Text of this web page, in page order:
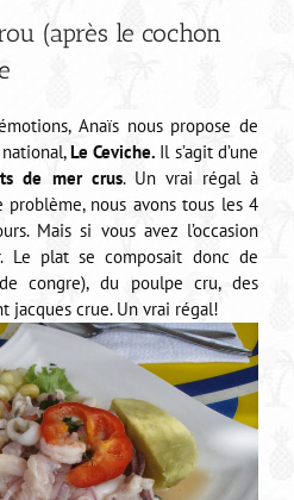
(après le cochon
Anaïs nous propose de
Le Ceviche. Il s’agit d’une
de mer crus. Un vrai régal à
problème, nous avons tous les 4
Mais si vous avez l’occasion
Le plat se composait donc de
congre), du poulpe cru, des
jacques crue. Un vrai régal!